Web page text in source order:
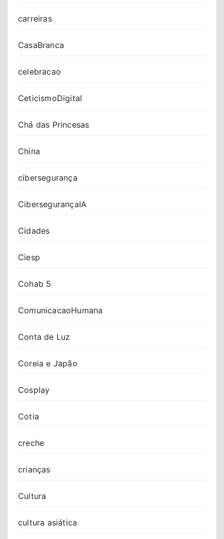
carreiras
CasaBranca
celebracao
CeticismoDigital
Chá das Princesas
China
cibersegurança
CibersegurançaIA
Cidades
Ciesp
Cohab 5
ComunicacaoHumana
Conta de Luz
Coreia e Japão
Cosplay
Cotia
creche
crianças
Cultura
cultura asiática